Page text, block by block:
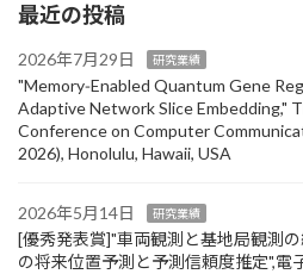
最近の投稿
2026年7月29日 研究業績
"Memory‑Enabled Quantum Gene
Adaptive Network Slice Embedding,"
Conference on Computer
2026), Honolulu, Hawaii, USA
2026年5月14日 研究業績
[優秀発表賞]"車両観測と基地局観測
の将来位置予測と予測信頼度推定",電